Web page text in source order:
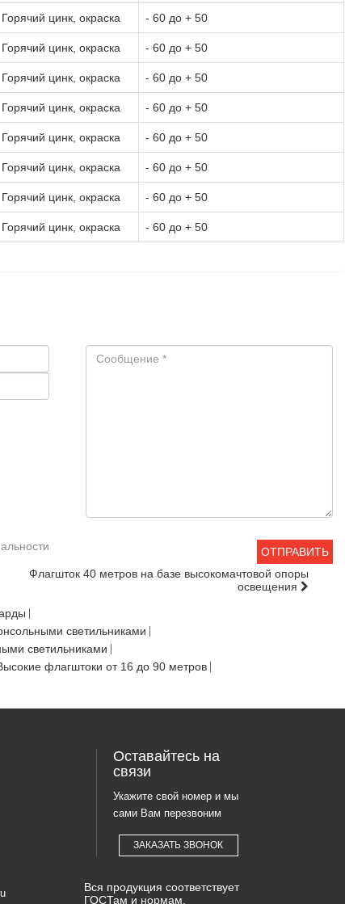
Горячий цинк, окраска - 60 до + 50
Горячий цинк, окраска - 60 до + 50
Горячий цинк, окраска - 60 до + 50
Горячий цинк, окраска - 60 до + 50
Горячий цинк, окраска - 60 до + 50
Горячий цинк, окраска - 60 до + 50
Горячий цинк, окраска - 60 до + 50
Горячий цинк, окраска - 60 до + 50
ОТПРАВИТЬ
Флагшток 40 метров на базе высокомачтовой опоры
освещения
светильниками
светильниками
флагштоки от 16 до 90 метров
Оставайтесь на
связи
Укажите свой номер и мы
сами Вам перезвоним
ЗАКАЗАТЬ ЗВОНОК
Вся продукция соответствует
ГОСТам и нормам.